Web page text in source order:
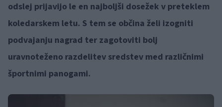
odslej prijavijo le en najboljši dosežek v preteklem
koledarskem letu. S tem se občina želi izogniti
podvajanju nagrad ter zagotoviti bolj
uravnoteženo razdelitev sredstev med različnimi
športnimi panogami.